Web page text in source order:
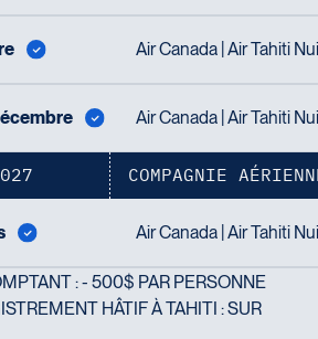
Air Canada | Air Tahiti Nui
Air Canada | Air Tahiti Nui
COMPAGNIE
Air Canada | Air Tahiti Nui
: - 500$ PAR PERSONNE
HÂTIF À TAHITI : SUR
- Suite
461-
640-